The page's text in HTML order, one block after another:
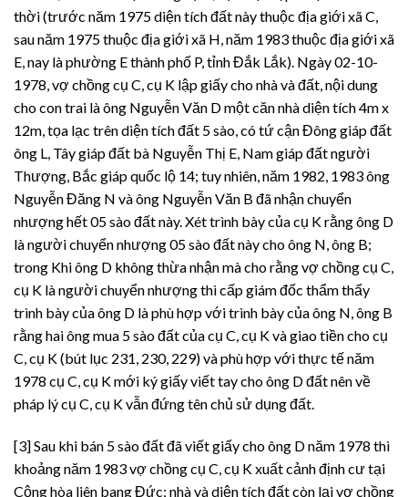
thời (trước năm 1975 diện tích đất này thuộc địa giới xã C,
sau năm 1975 thuộc địa giới xã H, năm 1983 thuộc địa giới xã
E, nay là phường E thành phố P, tỉnh Đắk Lắk). Ngày 02-10-
1978, vợ chồng cụ C, cụ K lập giấy cho nhà và đất, nội dung
cho con trai là ông Nguyễn Văn D một căn nhà diện tích 4m x
12m, tọa lạc trên diện tích đất 5 sào, có tứ cận Đông giáp đất
ông L, Tây giáp đất bà Nguyễn Thị E, Nam giáp đất người
Thượng, Bắc giáp quốc lộ 14; tuy nhiên, năm 1982, 1983 ông
Nguyễn Đăng N và ông Nguyễn Văn B đã nhận chuyển
nhượng hết 05 sào đất này. Xét trình bày của cụ K rằng ông D
là người chuyển nhượng 05 sào đất này cho ông N, ông B;
trong Khi ông D không thừa nhận mà cho rằng vợ chồng cụ C,
cụ K là người chuyển nhượng thì cấp giám đốc thẩm thấy
trình bày của ông D là phù hợp với trình bày của ông N, ông B
rằng hai ông mua 5 sào đất của cụ C, cụ K và giao tiền cho cụ
C, cụ K (bút lục 231, 230, 229) và phù hợp với thực tế năm
1978 cụ C, cụ K mới ký giấy viết tay cho ông D đất nên về
pháp lý cụ C, cụ K vẫn đứng tên chủ sử dụng đất.
[3] Sau khi bán 5 sào đất đã viết giấy cho ông D năm 1978 thì
khoảng năm 1983 vợ chồng cụ C, cụ K xuất cảnh định cư tại
Cộng hòa liên bang Đức; nhà và diện tích đất còn lại vợ chồng